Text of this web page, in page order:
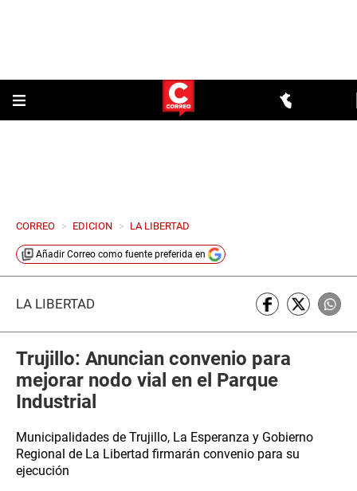
CORREO > EDICION > LA LIBERTAD
Añadir Correo como fuente preferida en
LA LIBERTAD
Trujillo: Anuncian convenio para
mejorar nodo vial en el Parque
Industrial
Municipalidades de Trujillo, La Esperanza y Gobierno
Regional de La Libertad firmarán convenio para su
ejecución